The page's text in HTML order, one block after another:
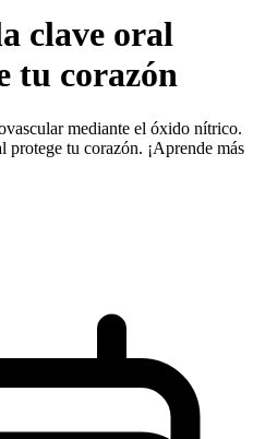
clave oral
tu corazón
mediante el óxido nítrico.
tu corazón. ¡Aprende más